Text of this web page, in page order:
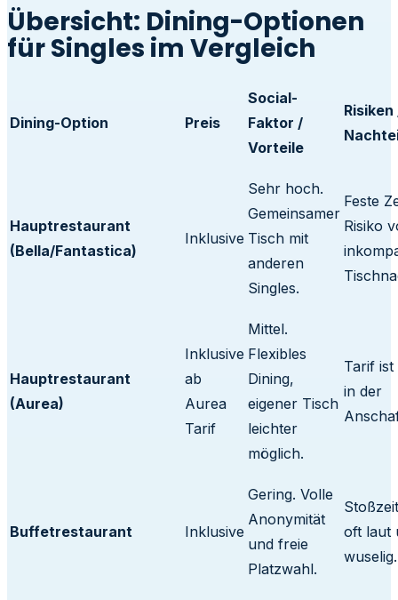
Übersicht: Dining-Optionen
für Singles im Vergleich
Dining-Option Preis
Social-
Faktor /
Vorteile
Risiken
Hauptrestaurant
(Bella/Fantastica)
Inklusive
Sehr hoch.
Gemeinsamer
Tisch mit
anderen
Singles.
Feste
Risiko
Hauptrestaurant
(Aurea)
Inklusive
ab
Aurea
Tarif
Mittel.
Flexibles
Dining,
eigener Tisch
leichter
möglich.
Tarif
in der
Buffetrestaurant Inklusive
Gering. Volle
Anonymität
und freie
Platzwahl.
oft laut
wuselig.